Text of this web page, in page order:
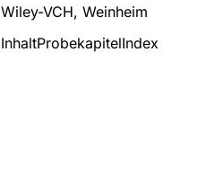
Wiley-VCH, Weinheim
InhaltProbekapitelIndex